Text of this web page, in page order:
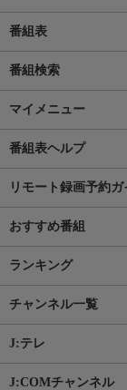
番組表
番組検索
マイメニュー
番組表ヘルプ
リモート録画予約ガ
おすすめ番組
ランキング
チャンネル一覧
J:テレ
J:COMチャンネル